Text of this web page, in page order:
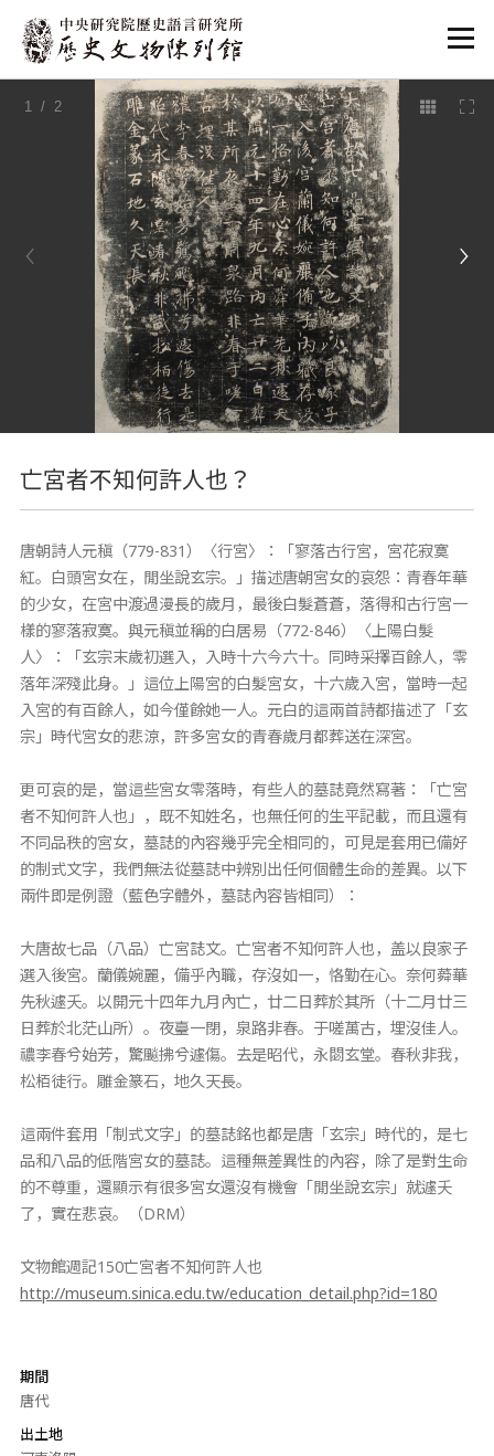
:::
1 / 2
亡宮者不知何許人也？
唐朝詩人元稹（779-831）〈行宮〉：「寥落古行宮，宮花寂寞
紅。白頭宮女在，閒坐說玄宗。」描述唐朝宮女的哀怨：青春年華
的少女，在宮中渡過漫長的歲月，最後白髮蒼蒼，落得和古行宮一
樣的寥落寂寞。與元稹並稱的白居易（772-846）〈上陽白髮
人〉：「玄宗末歲初選入，入時十六今六十。同時采擇百餘人，零
落年深殘此身。」這位上陽宮的白髮宮女，十六歲入宮，當時一起
入宮的有百餘人，如今僅餘她一人。元白的這兩首詩都描述了「玄
宗」時代宮女的悲涼，許多宮女的青春歲月都葬送在深宮。
更可哀的是，當這些宮女零落時，有些人的墓誌竟然寫著：「亡宮
者不知何許人也」，既不知姓名，也無任何的生平記載，而且還有
不同品秩的宮女，墓誌的內容幾乎完全相同的，可見是套用已備好
的制式文字，我們無法從墓誌中辨別出任何個體生命的差異。以下
兩件即是例證（藍色字體外，墓誌內容皆相同）：
大唐故七品（八品）亡宮誌文。亡宮者不知何許人也，盖以良家子
選入後宮。蘭儀婉麗，備乎內職，存沒如一，恪勤在心。奈何蕣華
先秋遽夭。以開元十四年九月內亡，廿二日葬於其所（十二月廿三
日葬於北茫山所）。夜臺一閉，泉路非春。于嗟萬古，埋沒佳人。
禯李春兮始芳，驚飈拂兮遽傷。去是昭代，永閟玄堂。春秋非我，
松栢徒行。雕金篆石，地久天長。
這兩件套用「制式文字」的墓誌銘也都是唐「玄宗」時代的，是七
品和八品的低階宮女的墓誌。這種無差異性的內容，除了是對生命
的不尊重，還顯示有很多宮女還沒有機會「閒坐說玄宗」就遽夭
了，實在悲哀。（DRM）
文物館週記150亡宮者不知何許人也
http://museum.sinica.edu.tw/education_detail.php?id=180
期間
唐代
出土地